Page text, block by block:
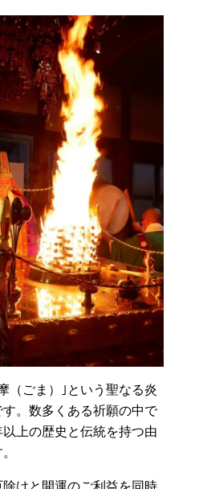
（ごま）｣という聖なる炎
。数多くある祈願の中で
以上の歴史と伝統を持つ由
けと開運のご利益を同時